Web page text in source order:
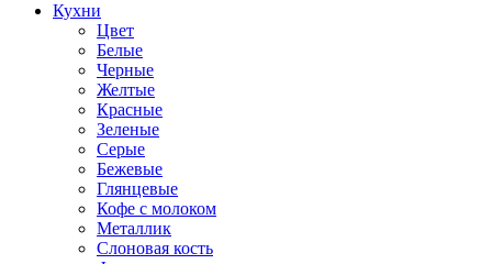
Кухни
Цвет
Белые
Черные
Желтые
Красные
Зеленые
Серые
Бежевые
Глянцевые
Кофе с молоком
Металлик
Слоновая кость